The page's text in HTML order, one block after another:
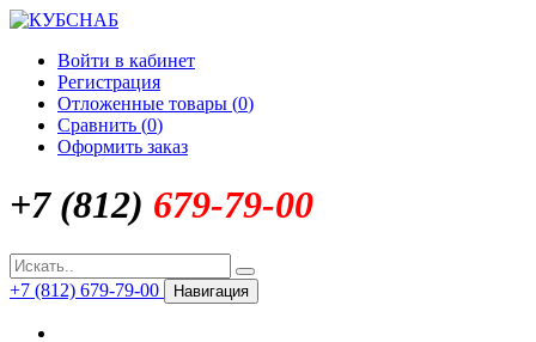
Войти в кабинет
Регистрация
Отложенные товары (0)
Сравнить (0)
Оформить заказ
+7 (812) 679-79-00
+7 (812) 679-79-00 Навигация